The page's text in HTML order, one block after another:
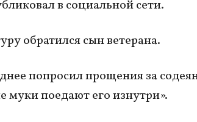
в социальной сети.
обратился сын ветерана.
попросил прощения за
муки поедают его изнутри».